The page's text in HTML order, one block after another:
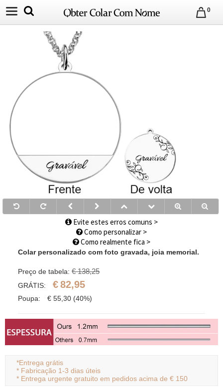
0
Evite estes erros comuns >
Como personalizar >
Como realmente fica >
Colar personalizado com foto gravada, joia memorial.
Preço de tabela: € 138,25
GRÁTIS: €82,95
Poupa: € 55,30 (40%)
*Entrega grátis
* Fabricação 1-3 dias úteis
* Entrega urgente gratuito em pedidos acima de € 150